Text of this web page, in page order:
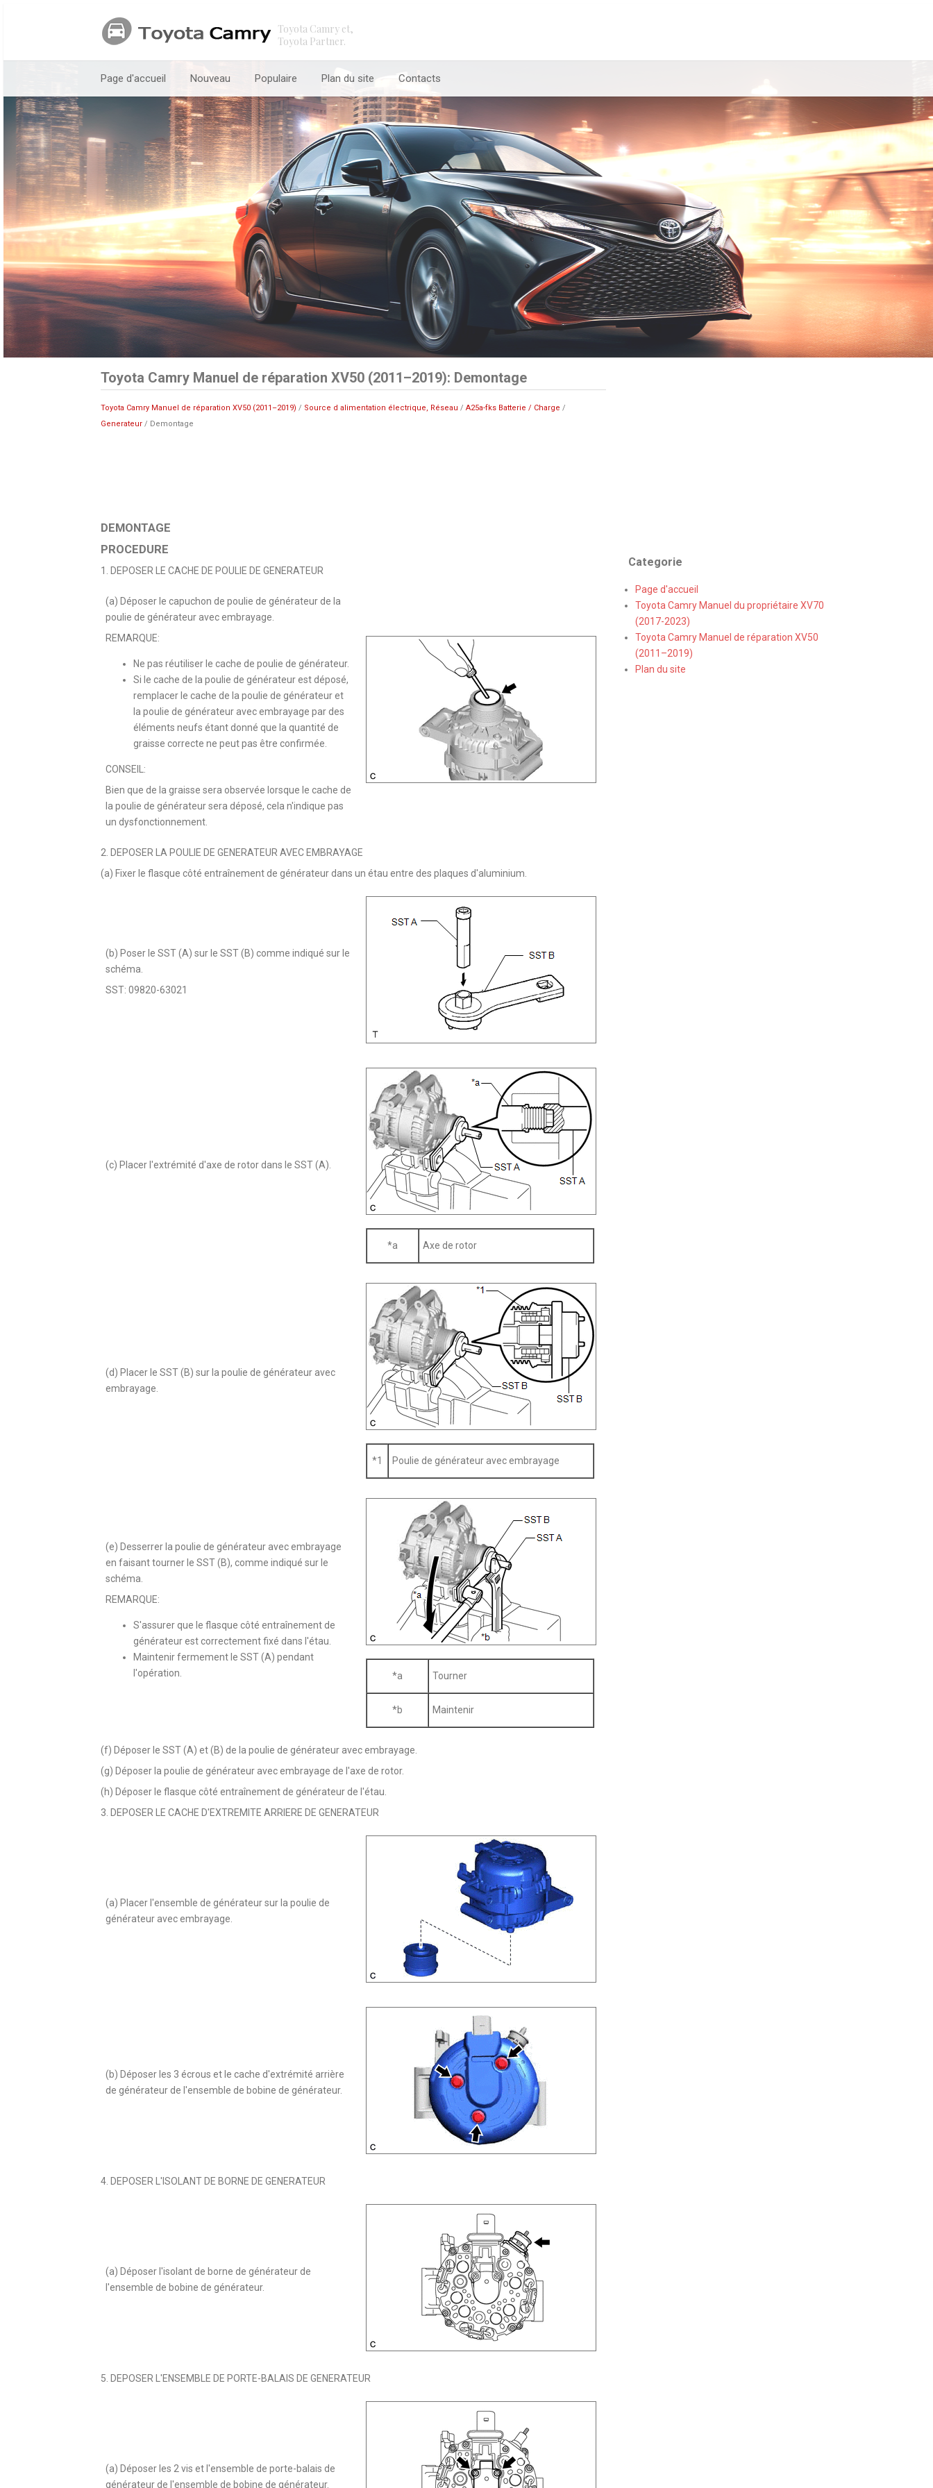
Toyota Camry et,
Toyota Partner.
Page d'accueil Nouveau Populaire Plan du site Contacts
Toyota Camry Manuel de réparation XV50 (2011–2019): Demontage
Toyota Camry Manuel de réparation XV50 (2011–2019) / Source d alimentation électrique, Réseau / A25a-fks Batterie / Charge /
Generateur/ Demontage
DEMONTAGE
PROCEDURE
1. DEPOSER LE CACHE DE POULIE DE GENERATEUR
(a) Déposer le capuchon de poulie de générateur de la
poulie de générateur avec embrayage.
REMARQUE:
Ne pas réutiliser le cache de poulie de générateur.
Si le cache de la poulie de générateur est déposé,
remplacer le cache de la poulie de générateur et
la poulie de générateur avec embrayage par des
éléments neufs étant donné que la quantité de
graisse correcte ne peut pas être confirmée.
CONSEIL:
Bien que de la graisse sera observée lorsque le cache de
la poulie de générateur sera déposé, cela n'indique pas
un dysfonctionnement.
2. DEPOSER LA POULIE DE GENERATEUR AVEC EMBRAYAGE
(a) Fixer le flasque côté entraînement de générateur dans un étau entre des plaques d'aluminium.
(b) Poser le SST (A) sur le SST (B) comme indiqué sur le
schéma.
SST: 09820-63021
(c) Placer l'extrémité d'axe de rotor dans le SST (A).
*a Axe de rotor
(d) Placer le SST (B) sur la poulie de générateur avec
embrayage.
*1 Poulie de générateur avec embrayage
(e) Desserrer la poulie de générateur avec embrayage
en faisant tourner le SST (B), comme indiqué sur le
schéma.
REMARQUE:
S'assurer que le flasque côté entraînement de
générateur est correctement fixé dans l'étau.
Maintenir fermement le SST (A) pendant
l'opération.
*a Tourner
*b Maintenir
(f) Déposer le SST (A) et (B) de la poulie de générateur avec embrayage.
(g) Déposer la poulie de générateur avec embrayage de l'axe de rotor.
(h) Déposer le flasque côté entraînement de générateur de l'étau.
3. DEPOSER LE CACHE D'EXTREMITE ARRIERE DE GENERATEUR
(a) Placer l'ensemble de générateur sur la poulie de
générateur avec embrayage.
(b) Déposer les 3 écrous et le cache d'extrémité arrière
de générateur de l'ensemble de bobine de générateur.
4. DEPOSER L'ISOLANT DE BORNE DE GENERATEUR
(a) Déposer l'isolant de borne de générateur de
l'ensemble de bobine de générateur.
5. DEPOSER L'ENSEMBLE DE PORTE-BALAIS DE GENERATEUR
(a) Déposer les 2 vis et l'ensemble de porte-balais de
générateur de l'ensemble de bobine de générateur.
Categorie
Page d'accueil
Toyota Camry Manuel du propriétaire XV70
(2017-2023)
Toyota Camry Manuel de réparation XV50
(2011–2019)
Plan du site